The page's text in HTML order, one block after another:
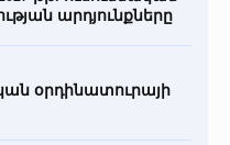
արդյունքները
օրդինատուրայի